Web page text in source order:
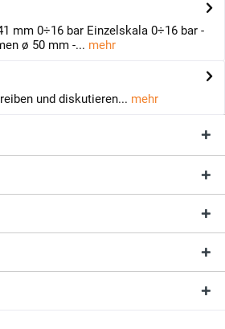
mm 0÷16 bar Einzelskala 0÷16 bar -
ø 50 mm -... mehr
und diskutieren... mehr